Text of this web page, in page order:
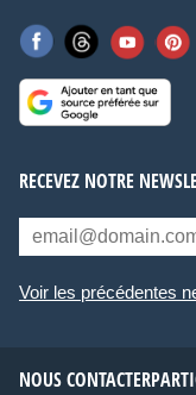
RECEVEZ NOTRE
Voir les précédentes
NOUS CONTACTER